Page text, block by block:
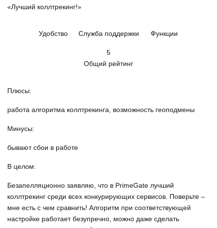
«Лучший коллтрекинг!»
Удобство Служба поддержки Функции
5
Общий рейтинг
Плюсы:
работа алгоритма коллтрекинга, возможность геоподмены
Минусы:
бывают сбои в работе
В целом:
Безапелляционно заявляю, что в PrimeGate лучший
коллтрекинг среди всех конкурирующих сервисов. Поверьте –
мне есть с чем сравнить! Алгоритм при соответствующей
настройке работает безупречно, можно даже сделать